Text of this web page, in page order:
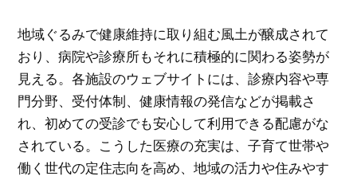
地域ぐるみで健康維持に取り組む風土が醸成されて
おり、病院や診療所もそれに積極的に関わる姿勢が
見える。各施設のウェブサイトには、診療内容や専
門分野、受付体制、健康情報の発信などが掲載さ
れ、初めての受診でも安心して利用できる配慮がな
されている。こうした医療の充実は、子育て世帯や
働く世代の定住志向を高め、地域の活力や住みやす